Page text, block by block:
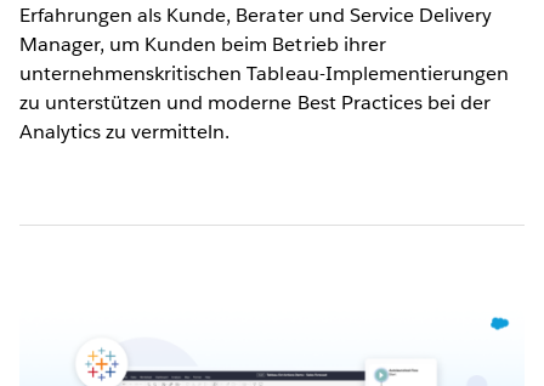
Erfahrungen als Kunde, Berater und Service Delivery
Manager, um Kunden beim Betrieb ihrer
unternehmenskritischen Tableau-Implementierungen
zu unterstützen und moderne Best Practices bei der
Analytics zu vermitteln.